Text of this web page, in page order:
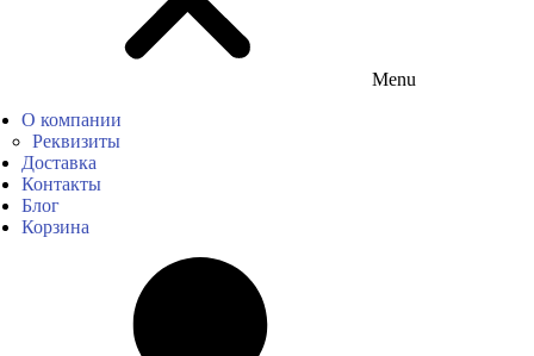
Menu
О компании
Реквизиты
Доставка
Контакты
Блог
Корзина